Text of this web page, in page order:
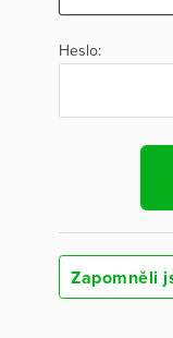
Heslo:
Zapomněli